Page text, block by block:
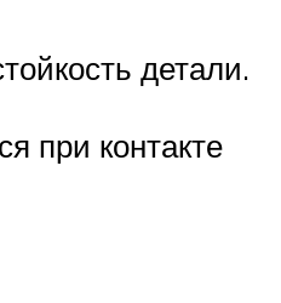
детали.
при контакте